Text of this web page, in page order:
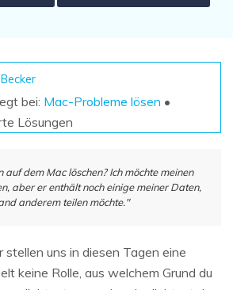
bei: Mac-Probleme lösen •
Lösungen
auf dem Mac löschen? Ich möchte meinen
aber er enthält noch einige meiner Daten,
anderem teilen möchte."
uns in diesen Tagen eine
keine Rolle, aus welchem Grund du